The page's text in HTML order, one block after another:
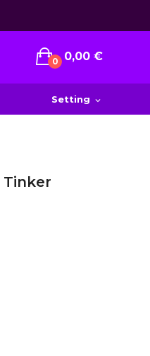
0 0,00 €
Setting expand_more
Tinker